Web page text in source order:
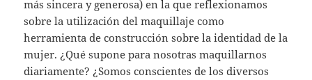
más sincera y generosa) en la que reflexionamos
sobre la utilización del maquillaje como
herramienta de construcción sobre la identidad de la
mujer. ¿Qué supone para nosotras maquillarnos
diariamente? ¿Somos conscientes de los diversos